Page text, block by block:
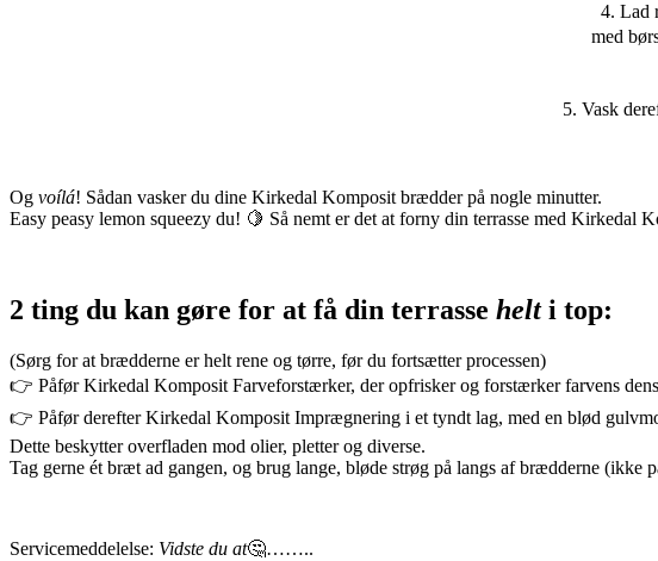
4. Lad
med
5. Vask
Og voílá! Sådan vasker du dine Kirkedal Komposit brædder på nogle minutter.
Easy peasy lemon squeezy du! 🍋 Så nemt er det at forny din terrasse med Kirkedal
2 ting du kan gøre for at få din terrasse helti top:
(Sørg for at brædderne er helt rene og tørre, før du fortsætter processen)
👉 Påfør Kirkedal Komposit Farveforstærker, der opfrisker og forstærker farvens
👉 Påfør derefter Kirkedal Komposit Imprægnering i et tyndt lag, med en blød
Dette beskytter overfladen mod olier, pletter og diverse.
Tag gerne ét bræt ad gangen, og brug lange, bløde strøg på langs af brædderne (ikke
Servicemeddelelse: Vidste du at🤔……..